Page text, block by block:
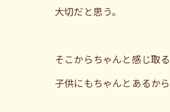
大切だと思う。
そこからちゃんと感じ取
子供にもちゃんとあるから